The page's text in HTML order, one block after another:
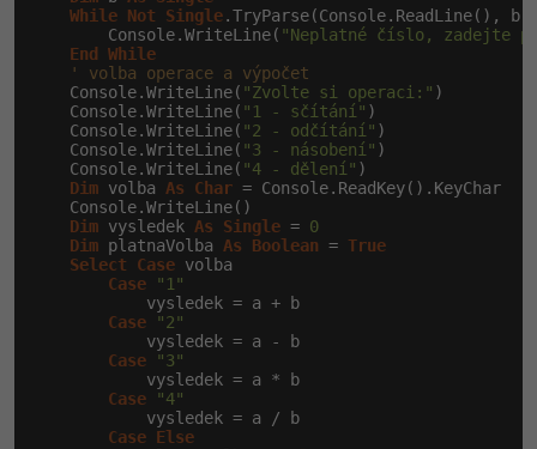
While Not Single.TryParse(Console.ReadLine(), b)
        Console.WriteLine(
"Neplatné číslo, zadejte
End
While
' volba operace a výpočet
    Console.WriteLine(
"Zvolte si operaci:" )
    Console.WriteLine(
"1 - sčítání" )
    Console.WriteLine(
"2 - odčítání" )
    Console.WriteLine(
"3 - násobení" )
    Console.WriteLine(
"4 - dělení" )
Dim volba As Char = Console.ReadKey().KeyChar
    Console.WriteLine()
Dim vysledek As Single = 0
Dim platnaVolba As Boolean = True
Select
Case volba
Case
"1"
            vysledek = a + b
Case
"2"
            vysledek = a - b
Case
"3"
            vysledek = a * b
Case
"4"
            vysledek = a / b
Case Else